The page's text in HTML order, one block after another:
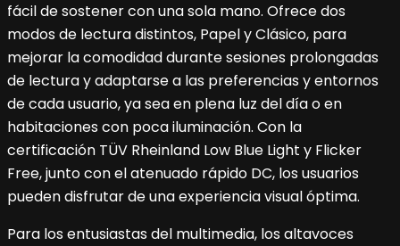
fácil de sostener con una sola mano. Ofrece dos
modos de lectura distintos, Papel y Clásico, para
mejorar la comodidad durante sesiones prolongadas
de lectura y adaptarse a las preferencias y entornos
de cada usuario, ya sea en plena luz del día o en
habitaciones con poca iluminación. Con la
certificación TÜV Rheinland Low Blue Light y Flicker
Free, junto con el atenuado rápido DC, los usuarios
pueden disfrutar de una experiencia visual óptima.
Para los entusiastas del multimedia, los altavoces